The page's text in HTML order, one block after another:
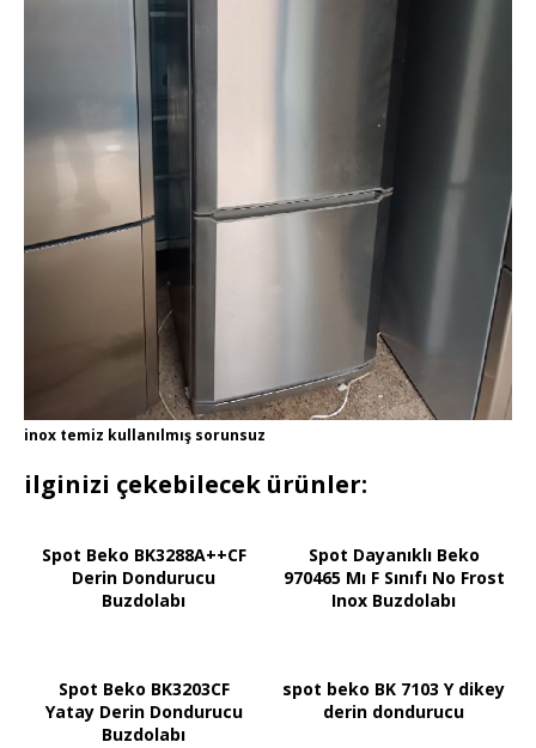
inox temiz kullanılmış sorunsuz
ilginizi çekebilecek ürünler:
Spot Beko BK3288A++CF
Derin Dondurucu
Buzdolabı
Spot Dayanıklı Beko
970465 Mı F Sınıfı No Frost
Inox Buzdolabı
Spot Beko BK3203CF
Yatay Derin Dondurucu
Buzdolabı
spot beko BK 7103 Y dikey
derin dondurucu